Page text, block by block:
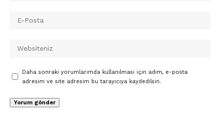
Daha sonraki yorumlarımda kullanılması için adım, e-posta
adresim ve site adresim bu tarayıcıya kaydedilsin.